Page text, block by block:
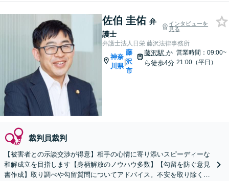
佐伯 圭佑 弁
護士
インタビューを
見る
弁護士法人日栄 藤沢法律事務所
神奈
川県
|
藤
沢
市
藤沢駅か
ら徒歩4分
営業時間：09:00~
21:00（平日）
裁判員裁判
【被害者との示談交渉が得意】相手の心情に寄り添いスピーディーな
和解成立を目指します【身柄解放のノウハウ多数】【勾留を防ぐ意見
書作成】取り調べや勾留質問についてアドバイス。不安を取り除くた